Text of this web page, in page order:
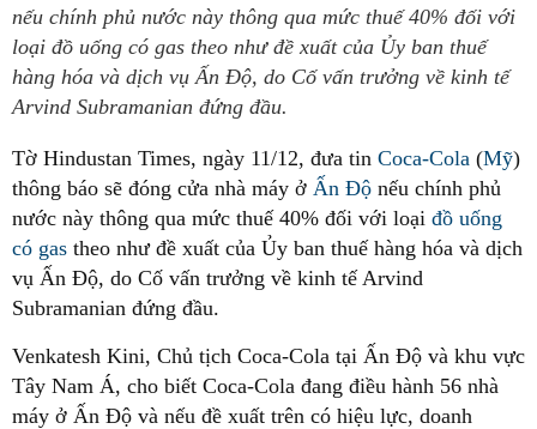
nếu chính phủ nước này thông qua mức thuế 40% đối với
loại đồ uống có gas theo như đề xuất của Ủy ban thuế
hàng hóa và dịch vụ Ấn Độ, do Cố vấn trưởng về kinh tế
Arvind Subramanian đứng đầu.
Tờ Hindustan Times, ngày 11/12, đưa tin Coca-Cola (Mỹ)
thông báo sẽ đóng cửa nhà máy ở Ấn Độ nếu chính phủ
nước này thông qua mức thuế 40% đối với loại đồ uống
có gas theo như đề xuất của Ủy ban thuế hàng hóa và dịch
vụ Ấn Độ, do Cố vấn trưởng về kinh tế Arvind
Subramanian đứng đầu.
Venkatesh Kini, Chủ tịch Coca-Cola tại Ấn Độ và khu vực
Tây Nam Á, cho biết Coca-Cola đang điều hành 56 nhà
máy ở Ấn Độ và nếu đề xuất trên có hiệu lực, doanh